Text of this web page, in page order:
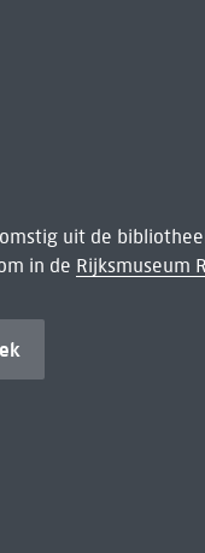
uit de
in de Rijksmuseum